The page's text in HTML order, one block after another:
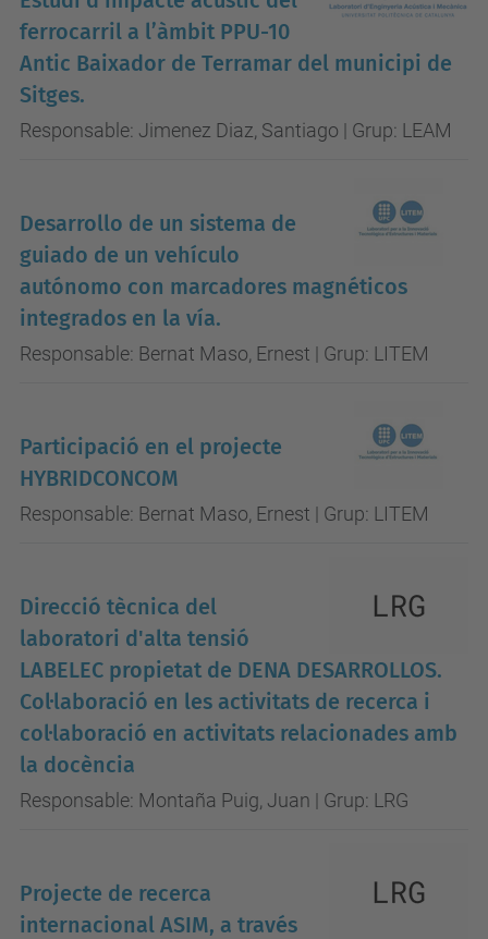
ferrocarril a l’àmbit PPU-10
Antic Baixador de Terramar del municipi de
Sitges.
Responsable: Jimenez Diaz, Santiago | Grup: LEAM
Desarrollo de un sistema de
guiado de un vehículo
autónomo con marcadores magnéticos
integrados en la vía.
Responsable: Bernat Maso, Ernest | Grup: LITEM
Participació en el projecte
HYBRIDCONCOM
Responsable: Bernat Maso, Ernest | Grup: LITEM
Direcció tècnica del
laboratori d'alta tensió
LABELEC propietat de DENA DESARROLLOS.
Col·laboració en les activitats de recerca i
col·laboració en activitats relacionades amb
la docència
Responsable: Montaña Puig, Juan | Grup: LRG
Projecte de recerca
internacional ASIM, a través